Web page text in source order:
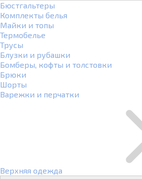
Бюстгальтеры
Комплекты белья
Майки и топы
Термобелье
Трусы
Блузки и рубашки
Бомберы, кофты и толстовки
Брюки
Шорты
Варежки и перчатки
Верхняя одежда